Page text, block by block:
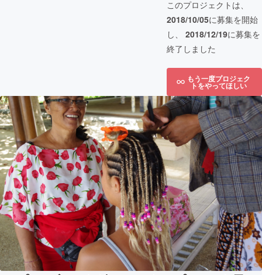
このプロジェクトは、
2018/10/05に募集を開始
し、 2018/12/19に募集を
終了しました
もう一度プロジェク
トをやってほしい